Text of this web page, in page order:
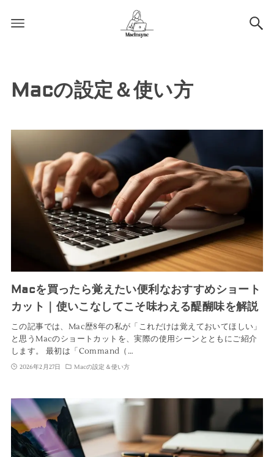
Macの設定＆使い方
Macを買ったら覚えたい便利なおすすめショート
カット｜使いこなしてこそ味わえる醍醐味を解説
この記事では、Mac歴8年の私が「これだけは覚えておいてほしい」
と思うMacのショートカットを、実際の使用シーンとともにご紹介
します。 最初は「Command（…
2026年2月27日 Macの設定＆使い方